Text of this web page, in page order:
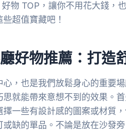
物 TOP，讓你不用花大錢，
超值寶藏吧！
好物推薦：打造
心，也是我們放鬆身心的重要
思就能帶來意想不到的效果。
擇一些有設計感的圖案或材質
或缺的單品。不論是放在沙發